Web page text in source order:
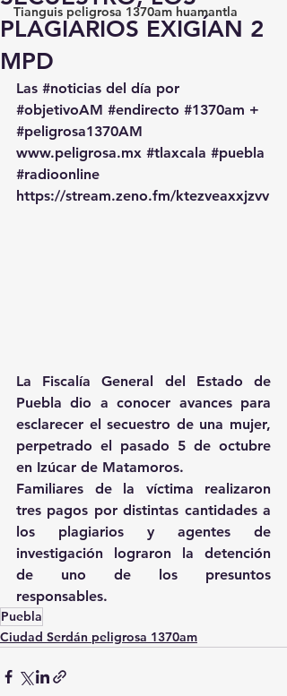
Tianguis peligrosa 1370am huamantla
PLAGIARIOS EXIGÍAN 2
MPD
Las #noticias del día por
#objetivoAM #endirecto #1370am +
#peligrosa1370AM
www.peligrosa.mx #tlaxcala #puebla
#radioonline
https://stream.zeno.fm/ktezveaxxjzvv
La Fiscalía General del Estado de
Puebla dio a conocer avances para
esclarecer el secuestro de una mujer,
perpetrado el pasado 5 de octubre
en Izúcar de Matamoros.
Familiares de la víctima realizaron
tres pagos por distintas cantidades a
los plagiarios y agentes de
investigación lograron la detención
de uno de los presuntos
responsables.
Puebla
Ciudad Serdán peligrosa 1370am